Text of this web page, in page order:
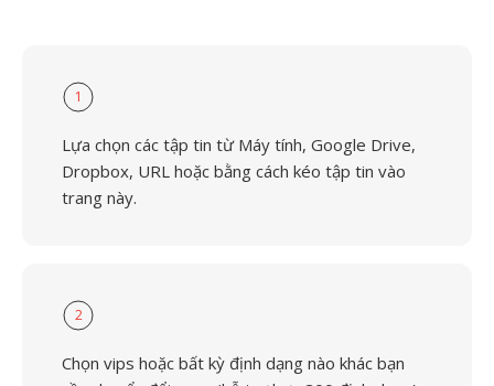
1
Lựa chọn các tập tin từ Máy tính, Google Drive,
Dropbox, URL hoặc bằng cách kéo tập tin vào
trang này.
2
Chọn vips hoặc bất kỳ định dạng nào khác bạn